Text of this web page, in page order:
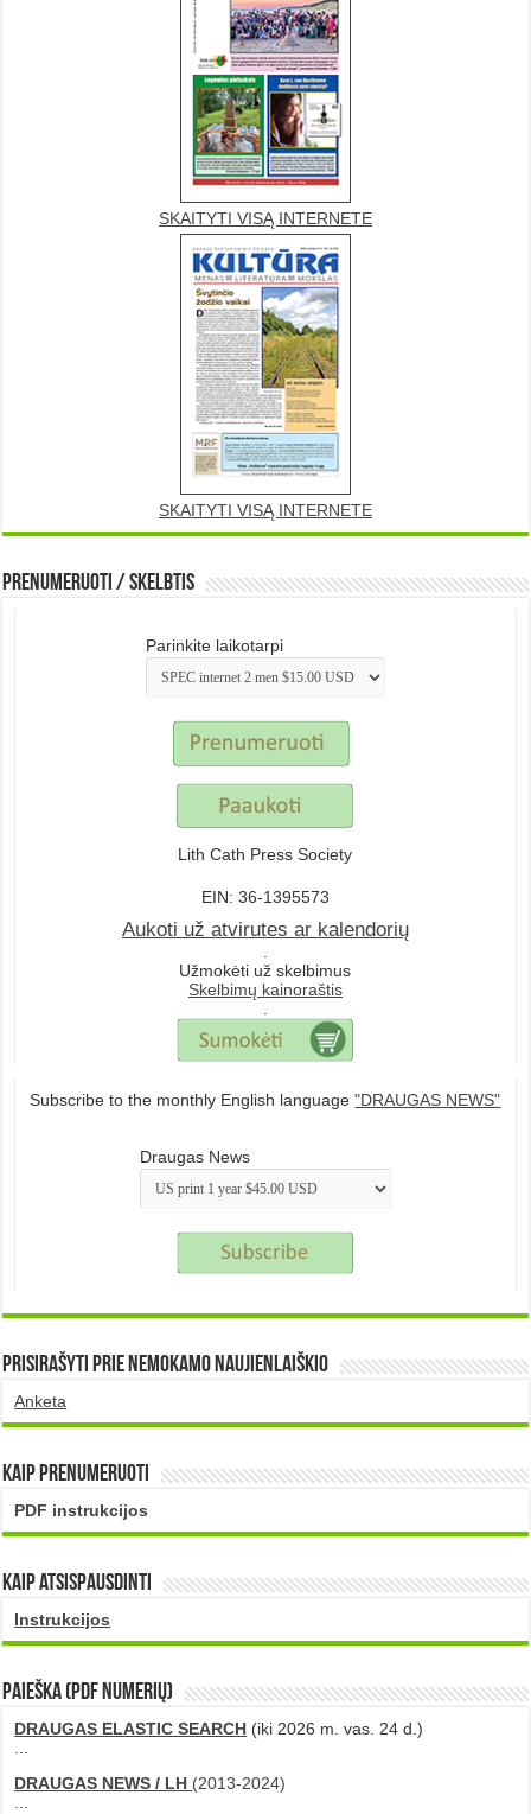
SKAITYTI VISĄ INTERNETE
SKAITYTI VISĄ INTERNETE
Prenumeruoti / Skelbtis
Parinkite laikotarpi
Lith Cath Press Society
EIN: 36-1395573
Aukoti už atvirutes ar kalendorių
.
Užmokėti už skelbimus
Skelbimų kainoraštis
.
Subscribe to the monthly English language"DRAUGAS NEWS"
Draugas News
Prisirašyti prie nemokamo naujienlaiškio
Anketa
Kaip prenumeruoti
PDF instrukcijos
Kaip atsispausdinti
Instrukcijos
PAIEŠKA (PDF numerių)
DRAUGAS ELASTIC SEARCH (iki 2026 m. vas. 24 d.)
...
DRAUGAS NEWS / LH (2013-2024)
...